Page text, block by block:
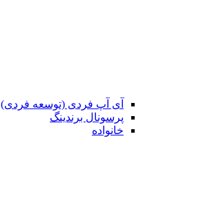
آی آپ فردی (توسعه فردی)
پرسونال برندینگ
خانواده